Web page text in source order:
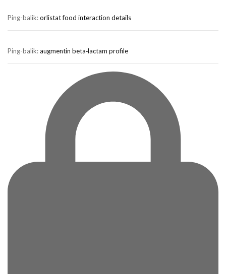
Ping-balik:orlistat food interaction details
Ping-balik:augmentin beta‑lactam profile